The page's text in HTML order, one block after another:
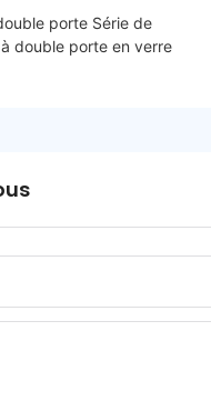
porte Série de
double porte en verre